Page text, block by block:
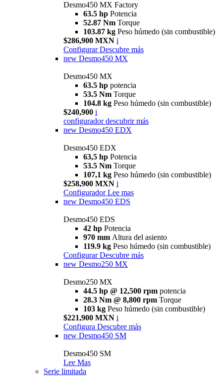
Desmo450 MX Factory
63.5 hp Potencia
52.87 Nm Torque
103.87 kg Peso húmedo (sin combustible)
$286,900 MXN i
Configurar Descubre más
new Desmo450 MX
Desmo450 MX
63.5 hp potencia
53.5 Nm Torque
104.8 kg Peso húmedo (sin combustible)
$240,900 i
configurador descubrir más
new Desmo450 EDX
Desmo450 EDX
63,5 hp Potencia
53.5 Nm Torque
107,1 kg Peso húmedo (sin combustible)
$258,900 MXN i
Configurador Lee mas
new Desmo450 EDS
Desmo450 EDS
42 hp Potencia
970 mm Altura del asiento
119.9 kg Peso húmedo (sin combustible)
Configurar Descubre más
new Desmo250 MX
Desmo250 MX
44.5 hp @ 12,500 rpm potencia
28.3 Nm @ 8,800 rpm Torque
103 kg Peso húmedo (sin combustible)
$221,900 MXN i
Configura Descubre más
new Desmo450 SM
Desmo450 SM
Lee Mas
Serie limitada